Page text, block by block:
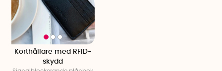
Korthållare med RFID-
skydd